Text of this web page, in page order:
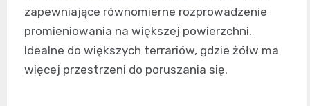
zapewniające równomierne rozprowadzenie
promieniowania na większej powierzchni.
Idealne do większych terrariów, gdzie żółw ma
więcej przestrzeni do poruszania się.